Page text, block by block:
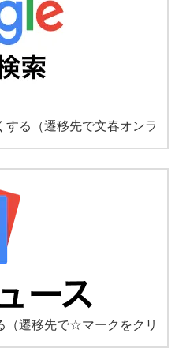
する
（遷移先で文春オンラ
（遷移先で☆マークをクリ